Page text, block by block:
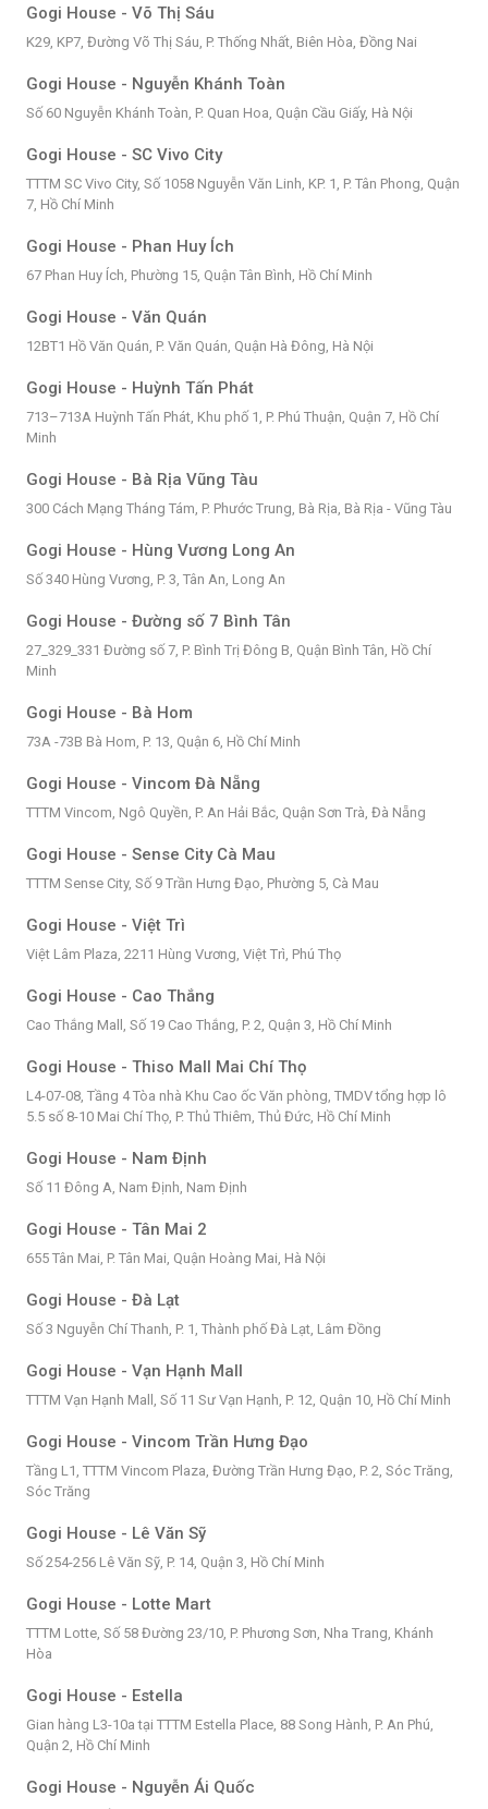
Gogi House - Võ Thị Sáu
K29, KP7, Đường Võ Thị Sáu, P. Thống Nhất, Biên Hòa, Đồng Nai
Gogi House - Nguyễn Khánh Toàn
Số 60 Nguyễn Khánh Toàn, P. Quan Hoa, Quận Cầu Giấy, Hà Nội
Gogi House - SC Vivo City
TTTM SC Vivo City, Số 1058 Nguyễn Văn Linh, KP. 1, P. Tân Phong, Quận
7, Hồ Chí Minh
Gogi House - Phan Huy Ích
67 Phan Huy Ích, Phường 15, Quận Tân Bình, Hồ Chí Minh
Gogi House - Văn Quán
12BT1 Hồ Văn Quán, P. Văn Quán, Quận Hà Đông, Hà Nội
Gogi House - Huỳnh Tấn Phát
713–713A Huỳnh Tấn Phát, Khu phố 1, P. Phú Thuận, Quận 7, Hồ Chí
Minh
Gogi House - Bà Rịa Vũng Tàu
300 Cách Mạng Tháng Tám, P. Phước Trung, Bà Rịa, Bà Rịa - Vũng Tàu
Gogi House - Hùng Vương Long An
Số 340 Hùng Vương, P. 3, Tân An, Long An
Gogi House - Đường số 7 Bình Tân
27_329_331 Đường số 7, P. Bình Trị Đông B, Quận Bình Tân, Hồ Chí
Minh
Gogi House - Bà Hom
73A -73B Bà Hom, P. 13, Quận 6, Hồ Chí Minh
Gogi House - Vincom Đà Nẵng
TTTM Vincom, Ngô Quyền, P. An Hải Bắc, Quận Sơn Trà, Đà Nẵng
Gogi House - Sense City Cà Mau
TTTM Sense City, Số 9 Trần Hưng Đạo, Phường 5, Cà Mau
Gogi House - Việt Trì
Việt Lâm Plaza, 2211 Hùng Vương, Việt Trì, Phú Thọ
Gogi House - Cao Thắng
Cao Thắng Mall, Số 19 Cao Thắng, P. 2, Quận 3, Hồ Chí Minh
Gogi House - Thiso Mall Mai Chí Thọ
L4-07-08, Tầng 4 Tòa nhà Khu Cao ốc Văn phòng, TMDV tổng hợp lô
5.5 số 8-10 Mai Chí Thọ, P. Thủ Thiêm, Thủ Đức, Hồ Chí Minh
Gogi House - Nam Định
Số 11 Đông A, Nam Định, Nam Định
Gogi House - Tân Mai 2
655 Tân Mai, P. Tân Mai, Quận Hoàng Mai, Hà Nội
Gogi House - Đà Lạt
Số 3 Nguyễn Chí Thanh, P. 1, Thành phố Đà Lạt, Lâm Đồng
Gogi House - Vạn Hạnh Mall
TTTM Vạn Hạnh Mall, Số 11 Sư Vạn Hạnh, P. 12, Quận 10, Hồ Chí Minh
Gogi House - Vincom Trần Hưng Đạo
Tầng L1, TTTM Vincom Plaza, Đường Trần Hưng Đạo, P. 2, Sóc Trăng,
Sóc Trăng
Gogi House - Lê Văn Sỹ
Số 254-256 Lê Văn Sỹ, P. 14, Quận 3, Hồ Chí Minh
Gogi House - Lotte Mart
TTTM Lotte, Số 58 Đường 23/10, P. Phương Sơn, Nha Trang, Khánh
Hòa
Gogi House - Estella
Gian hàng L3-10a tại TTTM Estella Place, 88 Song Hành, P. An Phú,
Quận 2, Hồ Chí Minh
Gogi House - Nguyễn Ái Quốc